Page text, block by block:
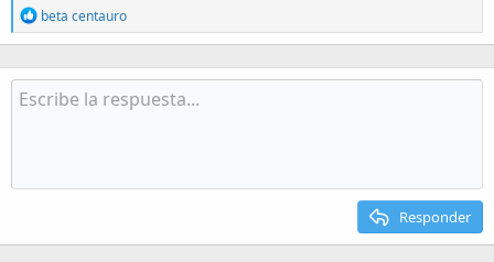
R
e
a
c
t
i
beta centauro
Responder